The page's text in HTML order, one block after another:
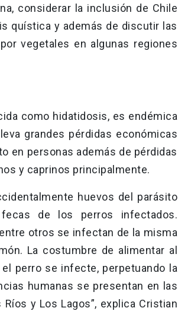
considerar la inclusión de Chile
quística y además de discutir las
vegetales en algunas regiones
como hidatidosis, es endémica
grandes pérdidas económicas
en personas además de pérdidas
y caprinos principalmente.
huevos del parásito
de los perros infectados.
otros se infectan de la misma
La costumbre de alimentar al
perro se infecte, perpetuando la
humanas se presentan en las
y Los Lagos”, explica Cristian